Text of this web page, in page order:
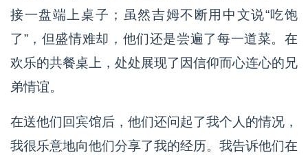
接一盘端上桌子；虽然吉姆不断用中文说“吃饱
了”，但盛情难却，他们还是尝遍了每一道菜。在
欢乐的共餐桌上，处处展现了因信仰而心连心的兄
弟情谊。
在送他们回宾馆后，他们还问起了我个人的情况，
我很乐意地向他们分享了我的经历。我告诉他们在